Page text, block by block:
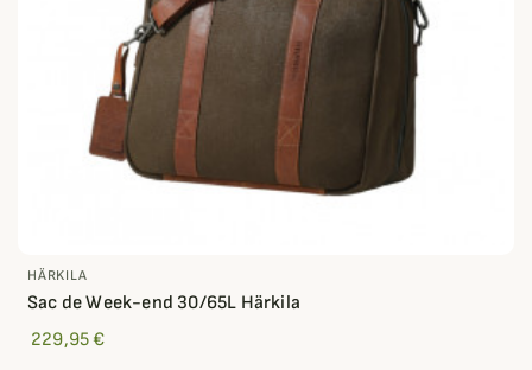
HÄRKILA
Sac de Week-end 30/65L Härkila
229,95 €